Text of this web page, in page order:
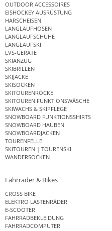
OUTDOOR ACCESSOIRES
EISHOCKEY AUSRÜSTUNG
HARSCHEISEN
LANGLAUFHOSEN
LANGLAUFSCHUHE
LANGLAUFSKI
LVS-GERÄTE
SKIANZUG
SKIBRILLEN
SKIJACKE
SKISOCKEN
SKITOURENRÖCKE
SKITOUREN FUNKTIONSWÄSCHE
SKIWACHS & SKIPFLEGE
SNOWBOARD FUNKTIONSSHIRTS
SNOWBOARD HAUBEN
SNOWBOARDJACKEN
TOURENFELLE
SKITOUREN | TOURENSKI
WANDERSOCKEN
Fahrräder & Bikes
CROSS BIKE
ELEKTRO LASTENRÄDER
E-SCOOTER
FAHRRADBEKLEIDUNG
FAHRRADCOMPUTER